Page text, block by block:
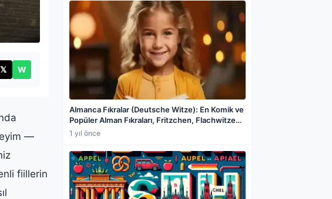
paylaş
X'te paylaş
𝕏
WhatsApp'ta paylaş
W
—
fiillerin
Almanca Fıkralar (Deutsche Witze): En Komik ve
Popüler Alman Fıkraları, Fritzchen, Flachwitze
ve Daha Fazlası
1 yıl önce